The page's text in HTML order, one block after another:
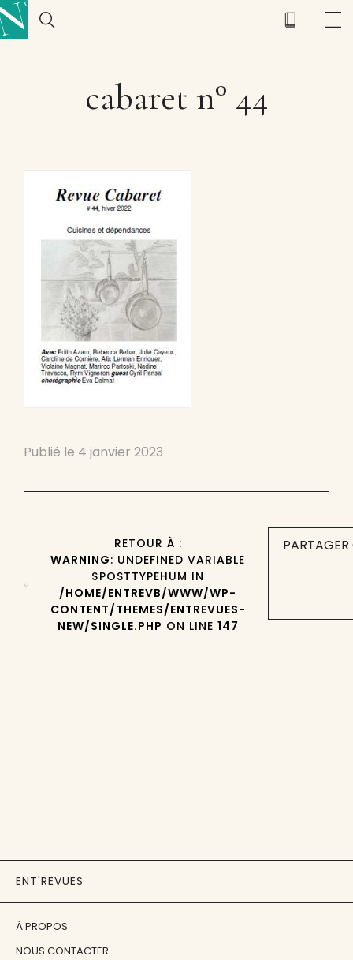
cabaret n° 44
Publié le 4 janvier 2023
RETOUR À :
WARNING: UNDEFINED VARIABLE
$POSTTYPEHUM IN
/HOME/ENTREVB/WWW/WP-
CONTENT/THEMES/ENTREVUES-
NEW/SINGLE.PHP ON LINE 147
ENT'REVUES
À PROPOS
NOUS CONTACTER